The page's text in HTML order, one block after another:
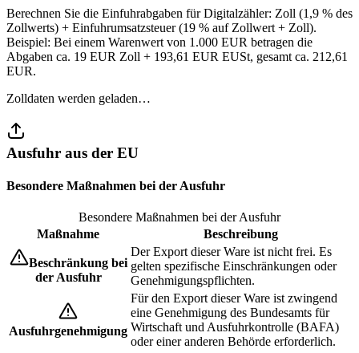
Berechnen Sie die Einfuhrabgaben für Digitalzähler: Zoll (1,9 % des
Zollwerts) + Einfuhrumsatzsteuer (19 % auf Zollwert + Zoll).
Beispiel: Bei einem Warenwert von 1.000 EUR betragen die
Abgaben ca. 19 EUR Zoll + 193,61 EUR EUSt, gesamt ca. 212,61
EUR.
Zolldaten werden geladen…
Ausfuhr aus der EU
Besondere Maßnahmen bei der Ausfuhr
Besondere Maßnahmen bei der Ausfuhr
Maßnahme
Beschreibung
Beschränkung bei
der Ausfuhr
Der Export dieser Ware ist nicht frei. Es
gelten spezifische Einschränkungen oder
Genehmigungspflichten.
Ausfuhrgenehmigung
Für den Export dieser Ware ist zwingend
eine Genehmigung des Bundesamts für
Wirtschaft und Ausfuhrkontrolle (BAFA)
oder einer anderen Behörde erforderlich.